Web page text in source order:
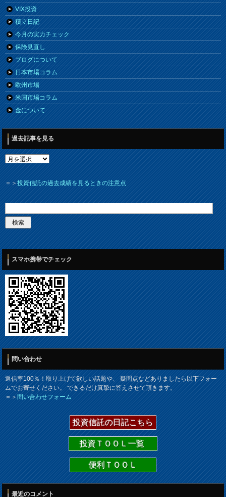
VIX投資
積立日記
今月の実力チェック
保険見直し
ブログについて
日本市場コラム
欧州市場
米国市場コラム
金について
過去記事を見る
＝＞投資信託の過去成績を見るときの注意点
スマホ携帯でチェック
問い合わせ
返信率100％！取り上げて欲しい話題や、 疑問点などありましたら以下フォー
ムでお寄せください。 できるだけ真摯に答えさせて頂きます。
＝＞問い合わせフォーム
投資信託の日記こちら
投資ＴＯＯＬ一覧
便利ＴＯＯＬ
最近のコメント